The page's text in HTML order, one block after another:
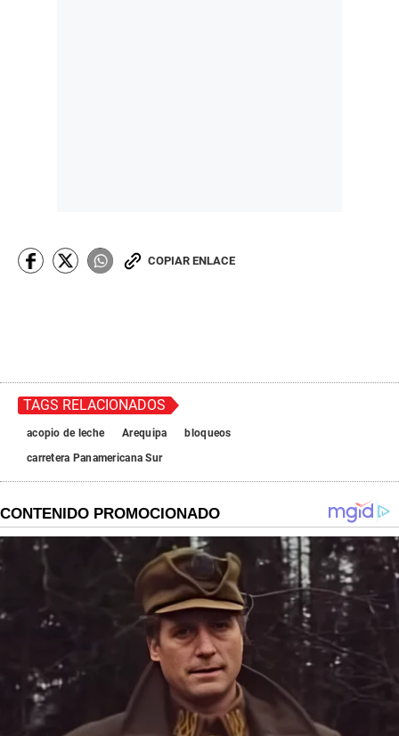
COPIAR ENLACE
TAGS RELACIONADOS
acopio de leche Arequipa
bloqueos
carretera Panamericana Sur